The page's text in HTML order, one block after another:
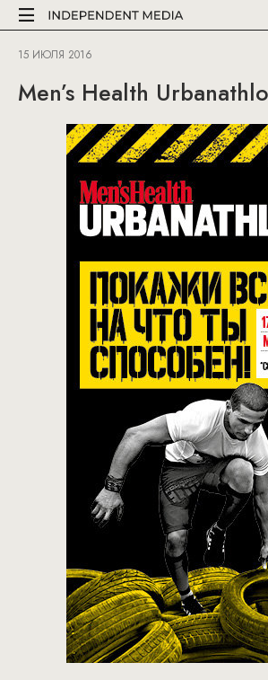
15 ИЮЛЯ 2016
Men’s Health